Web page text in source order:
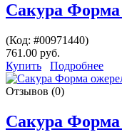
Сакура Форма
(Код: #00971440)
761.00 руб.
Купить
Подробнее
Отзывов (0)
Сакура Форма